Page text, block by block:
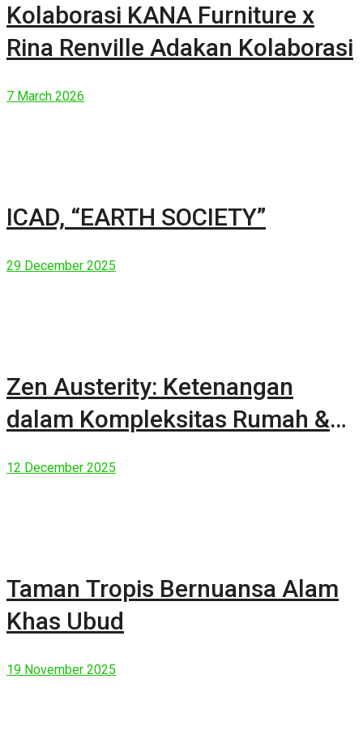
Kolaborasi KANA Furniture x
Rina Renville Adakan Kolaborasi
7 March 2026
ICAD, “EARTH SOCIETY”
29 December 2025
Zen Austerity: Ketenangan
dalam Kompleksitas Rumah &
12 December 2025
Taman Tropis Bernuansa Alam
Khas Ubud
19 November 2025